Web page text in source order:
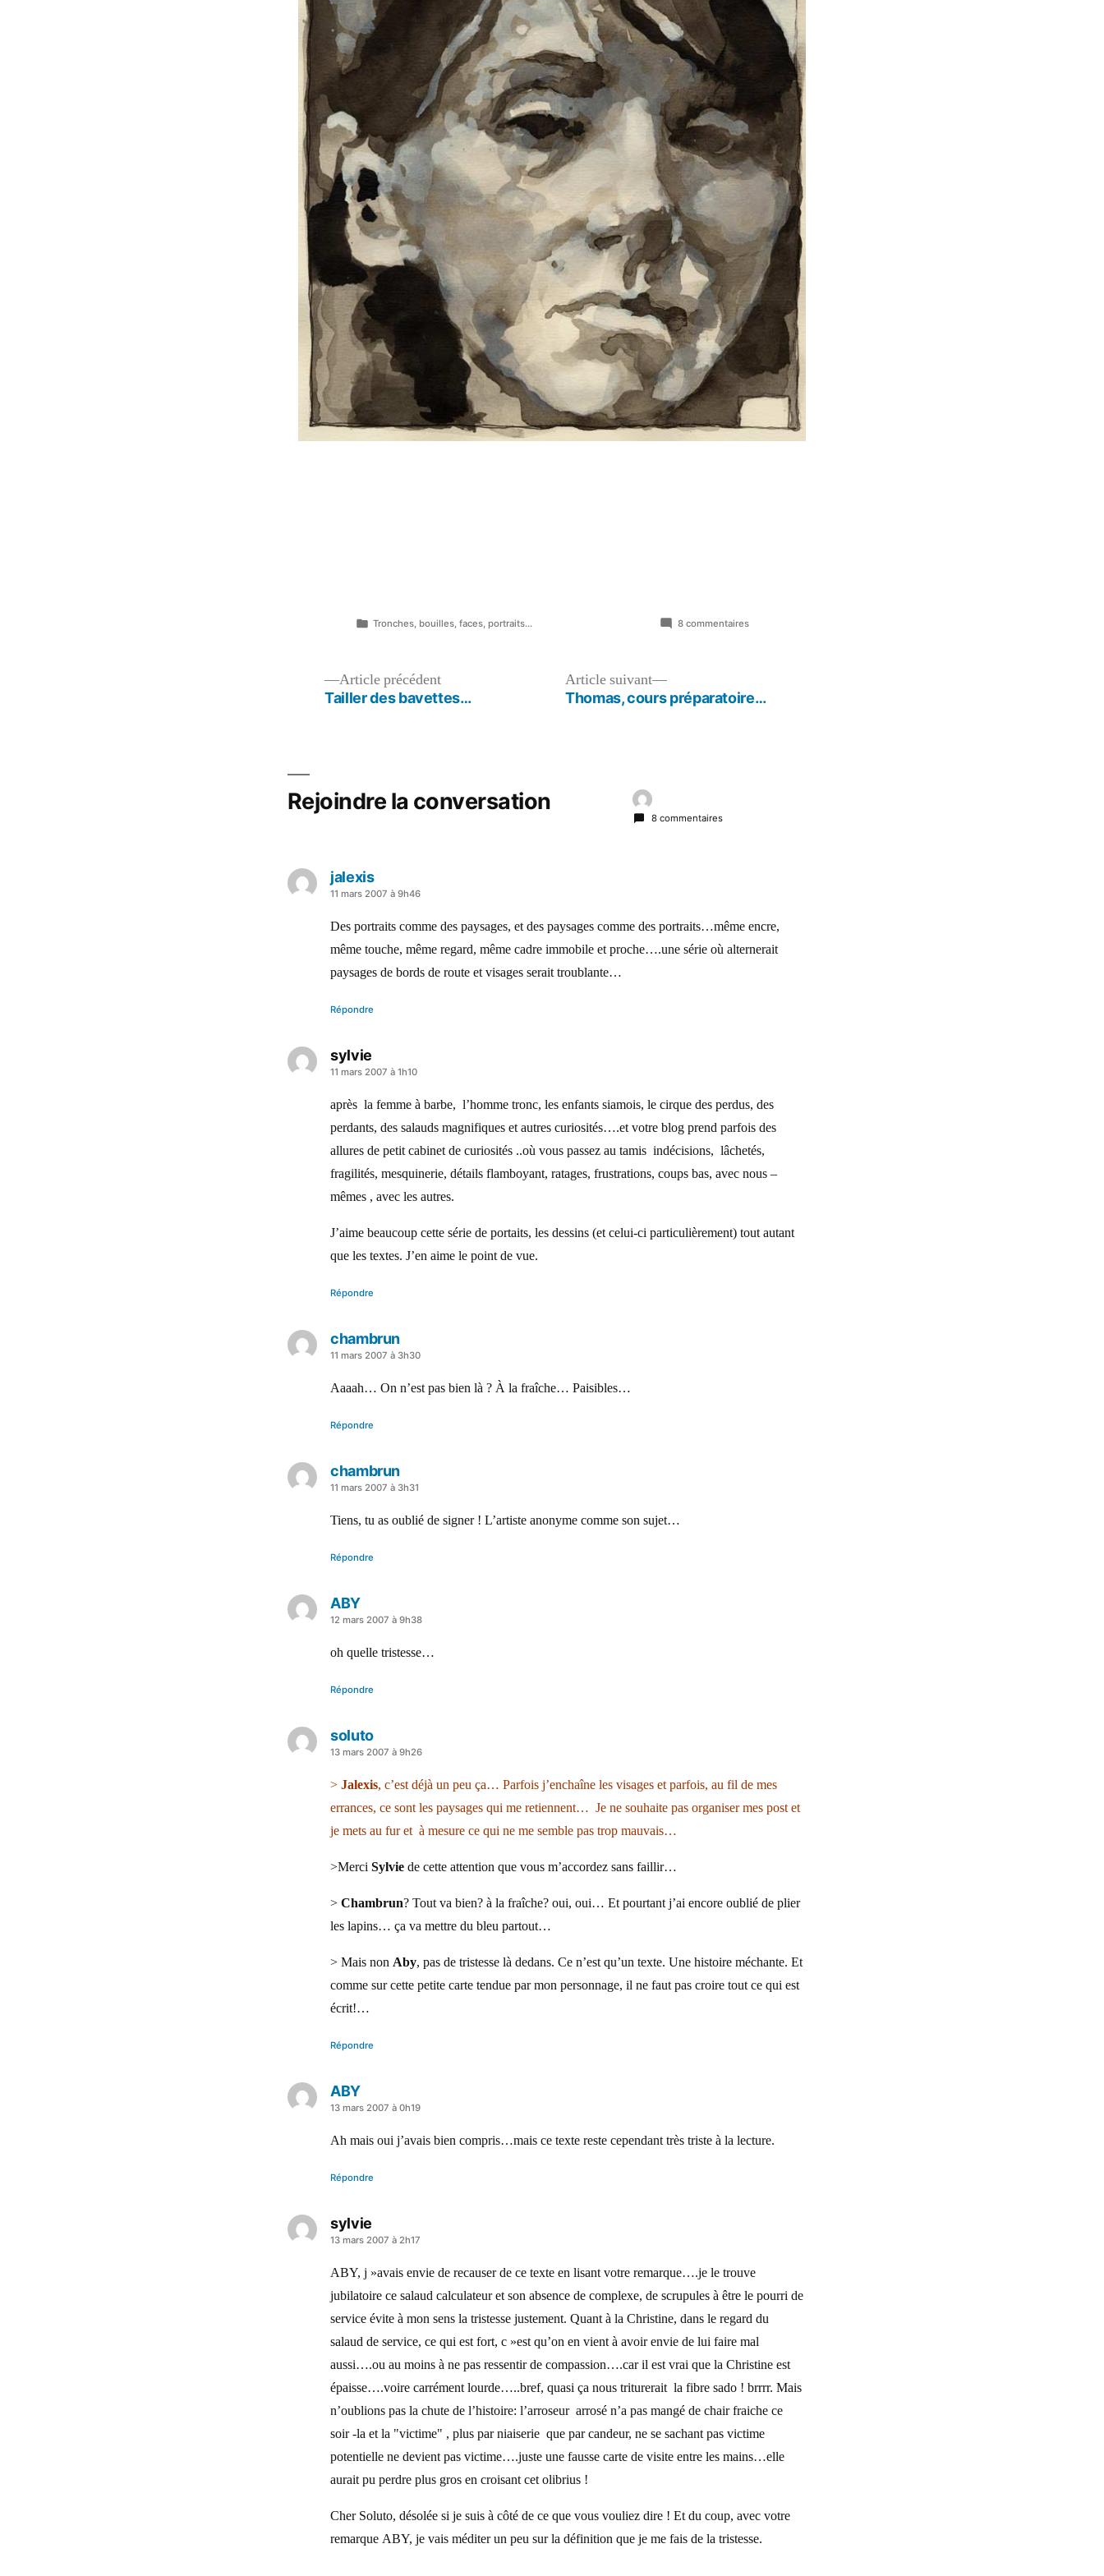
Publié
Tronches, bouilles, faces, portraits... 8 commentairessur
Article précédentArticle
précédent :
Tailler des bavettes…
Article suivant
Article
suivant :
Thomas, cours préparatoire…
Rejoindre la conversation
8 commentaires
jalexis
a
dit :
11 mars 2007 à 9h46
Des portraits comme des paysages, et des paysages comme des portraits…même encre,
même touche, même regard, même cadre immobile et proche….une série où alternerait
paysages de bords de route et visages serait troublante…
Répondre
sylvie
a
dit :
11 mars 2007 à 1h10
après la femme à barbe, l’homme tronc, les enfants siamois, le cirque des perdus, des
perdants, des salauds magnifiques et autres curiosités….et votre blog prend parfois des
allures de petit cabinet de curiosités ..où vous passez au tamis indécisions, lâchetés,
fragilités, mesquinerie, détails flamboyant, ratages, frustrations, coups bas, avec nous –
mêmes , avec les autres.
J’aime beaucoup cette série de portaits, les dessins (et celui-ci particulièrement) tout autant
que les textes. J’en aime le point de vue.
Répondre
chambrun
a
dit :
11 mars 2007 à 3h30
Aaaah… On n’est pas bien là ? À la fraîche… Paisibles…
Répondre
chambrun
a
dit :
11 mars 2007 à 3h31
Tiens, tu as oublié de signer ! L’artiste anonyme comme son sujet…
Répondre
ABY
a
dit :
12 mars 2007 à 9h38
oh quelle tristesse…
Répondre
soluto
a
dit :
13 mars 2007 à 9h26
> Jalexis, c’est déjà un peu ça… Parfois j’enchaîne les visages et parfois, au fil de mes
errances, ce sont les paysages qui me retiennent… Je ne souhaite pas organiser mes post et
je mets au fur et à mesure ce qui ne me semble pas trop mauvais…
>Merci Sylvie de cette attention que vous m’accordez sans faillir…
> Chambrun? Tout va bien? à la fraîche? oui, oui… Et pourtant j’ai encore oublié de plier
les lapins… ça va mettre du bleu partout…
> Mais non Aby, pas de tristesse là dedans. Ce n’est qu’un texte. Une histoire méchante. Et
comme sur cette petite carte tendue par mon personnage, il ne faut pas croire tout ce qui est
écrit!…
Répondre
ABY
a
dit :
13 mars 2007 à 0h19
Ah mais oui j’avais bien compris…mais ce texte reste cependant très triste à la lecture.
Répondre
sylvie
a
dit :
13 mars 2007 à 2h17
ABY, j »avais envie de recauser de ce texte en lisant votre remarque….je le trouve
jubilatoire ce salaud calculateur et son absence de complexe, de scrupules à être le pourri de
service évite à mon sens la tristesse justement. Quant à la Christine, dans le regard du
salaud de service, ce qui est fort, c »est qu’on en vient à avoir envie de lui faire mal
aussi….ou au moins à ne pas ressentir de compassion….car il est vrai que la Christine est
épaisse….voire carrément lourde…..bref, quasi ça nous triturerait la fibre sado ! brrrr. Mais
n’oublions pas la chute de l’histoire: l’arroseur arrosé n’a pas mangé de chair fraiche ce
soir -la et la "victime" , plus par niaiserie que par candeur, ne se sachant pas victime
potentielle ne devient pas victime….juste une fausse carte de visite entre les mains…elle
aurait pu perdre plus gros en croisant cet olibrius !
Cher Soluto, désolée si je suis à côté de ce que vous vouliez dire ! Et du coup, avec votre
remarque ABY, je vais méditer un peu sur la définition que je me fais de la tristesse.